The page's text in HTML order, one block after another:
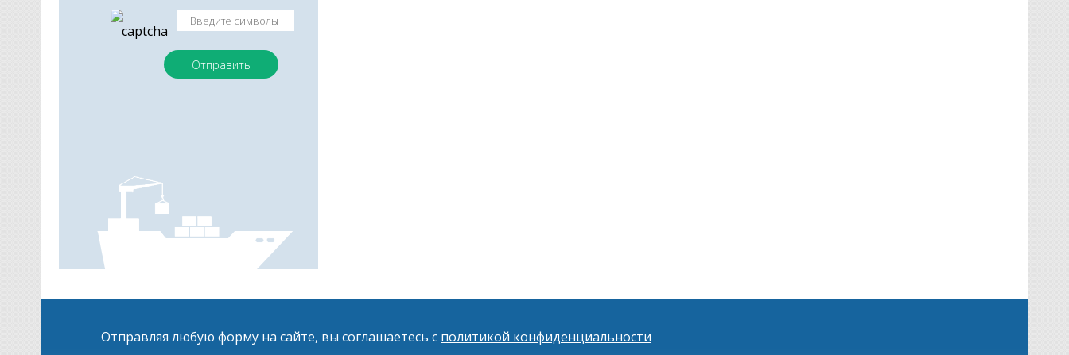
Отправляя любую форму на сайте, вы соглашаетесь с политикой конфиденциальности